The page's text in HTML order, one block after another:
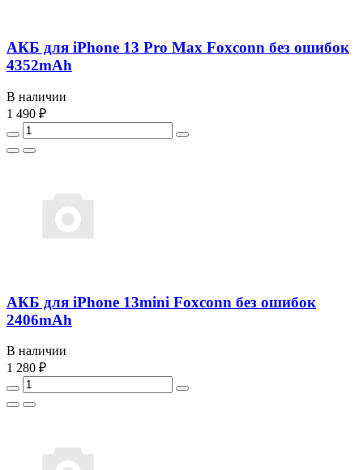
АКБ для iPhone 13 Pro Max Foxconn без ошибок
4352mAh
В наличии
1 490 ₽
АКБ для iPhone 13mini Foxconn без ошибок
2406mAh
В наличии
1 280 ₽